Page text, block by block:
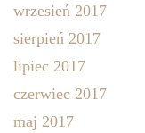
wrzesień 2017
sierpień 2017
lipiec 2017
czerwiec 2017
maj 2017